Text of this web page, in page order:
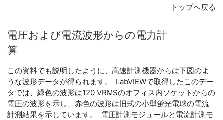
トップへ戻る
電圧および電流波形からの電力計
算
この資料でも説明したように、高速計測機器からは下図のよ
うな波形データが得られます。 LabVIEWで取得したこのデー
タでは、緑色の波形は120 VRMSのオフィス内ソケットからの
電圧の波形を示し、赤色の波形は旧式の小型蛍光電球の電流
計測結果を示しています。 電圧計測モジュールと電流計測モ